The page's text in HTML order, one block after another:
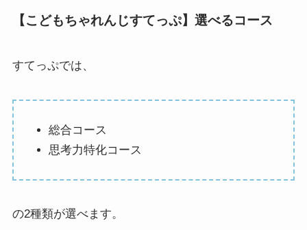
【こどもちゃれんじすてっぷ】選べるコース
すてっぷでは、
総合コース
思考力特化コース
の2種類が選べます。